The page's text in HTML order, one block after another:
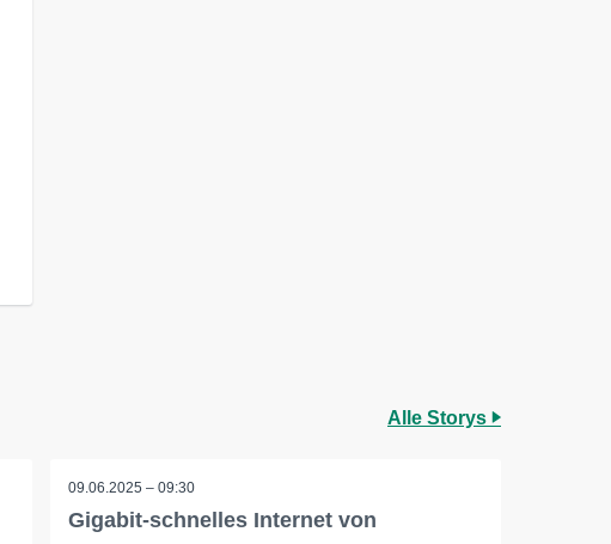
Alle Storys
09.06.2025 – 09:30
Gigabit-schnelles Internet von